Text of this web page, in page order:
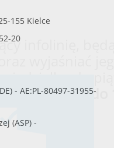
infolinię,
wyjaśniać
od 8:00 do
155 Kielce
20
- AE:PL-80497-31955-
(ASP) -